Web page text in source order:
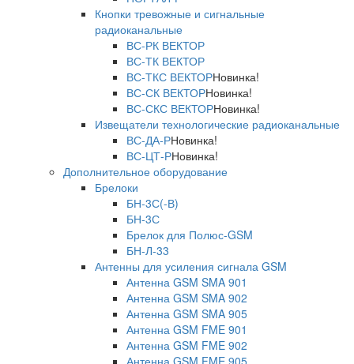
Кнопки тревожные и сигнальные
радиоканальные
ВС-РК ВЕКТОР
ВС-ТК ВЕКТОР
ВС-ТКС ВЕКТОРНовинка!
ВС-СК ВЕКТОРНовинка!
ВС-СКС ВЕКТОРНовинка!
Извещатели технологические радиоканальные
ВС-ДА-РНовинка!
ВС-ЦТ-РНовинка!
Дополнительное оборудование
Брелоки
БН-3С(-В)
БН-3С
Брелок для Полюс-GSM
БН-Л-33
Антенны для усиления сигнала GSM
Антенна GSM SMA 901
Антенна GSM SMA 902
Антенна GSM SMA 905
Антенна GSM FME 901
Антенна GSM FME 902